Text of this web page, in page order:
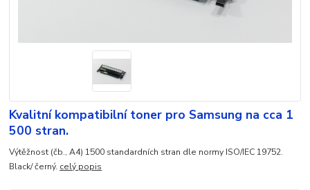
Kvalitní kompatibilní toner pro Samsung na cca 1
500 stran.
Výtěžnost (čb., A4) 1500 standardních stran dle normy ISO/IEC 19752.
Black/ černý. celý popis